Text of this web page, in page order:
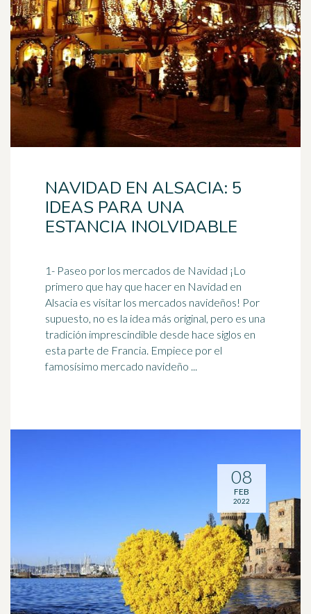
NAVIDAD EN ALSACIA: 5
IDEAS PARA UNA
ESTANCIA INOLVIDABLE
1- Paseo por los mercados de Navidad ¡Lo
primero que hay que hacer en Navidad en
Alsacia es visitar los mercados navideños! Por
supuesto, no es la idea más original, pero es una
tradición imprescindible desde hace siglos en
esta parte de Francia. Empiece por el
famosísimo mercado navideño ...
08
FEB
2022